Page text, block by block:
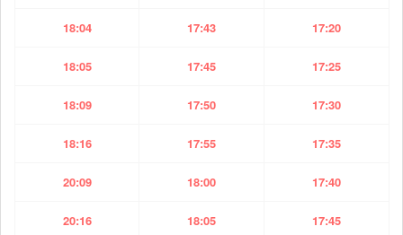
18:04 17:43 17:20
18:05 17:45 17:25
18:09 17:50 17:30
18:16 17:55 17:35
20:09 18:00 17:40
20:16 18:05 17:45